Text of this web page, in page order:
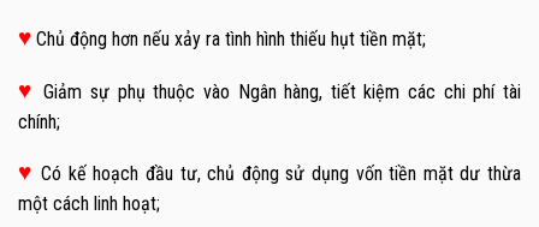
♥ Chủ động hơn nếu xảy ra tình hình thiếu hụt tiền mặt;
♥Giảm sự phụ thuộc vào Ngân hàng, tiết kiệm các chi phí tài
chính;
♥Có kế hoạch đầu tư, chủ động sử dụng vốn tiền mặt dư thừa
một cách linh hoạt;